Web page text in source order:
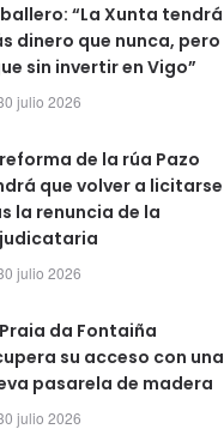
“La Xunta tendrá
dinero que nunca, pero
sin invertir en Vigo”
julio 2026
de la rúa Pazo
que volver a licitarse
la renuncia de la
julio 2026
da Fontaiña
su acceso con una
pasarela de madera
julio 2026